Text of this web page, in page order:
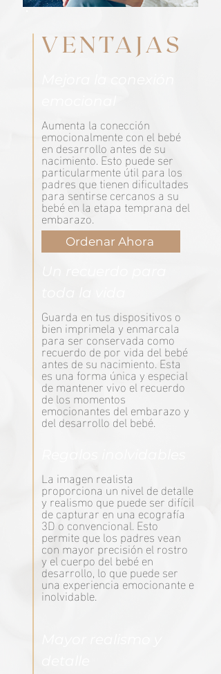
VENTAJAS
Aumenta la conección
emocionalmente con el bebé
en desarrollo antes de su
nacimiento. Esto puede ser
particularmente útil para los
padres que tienen dificultades
para sentirse cercanos a su
bebé en la etapa temprana del
embarazo.
Ordenar Ahora
Guarda en tus dispositivos o
bien imprimela y enmarcala
para ser conservada como
recuerdo de por vida del bebé
antes de su nacimiento. Esta
es una forma única y especial
de mantener vivo el recuerdo
de los momentos
emocionantes del embarazo y
del desarrollo del bebé.
La imagen realista
proporciona un nivel de detalle
y realismo que puede ser difícil
de capturar en una ecografía
3D o convencional. Esto
permite que los padres vean
con mayor precisión el rostro
y el cuerpo del bebé en
desarrollo, lo que puede ser
una experiencia emocionante e
inolvidable.